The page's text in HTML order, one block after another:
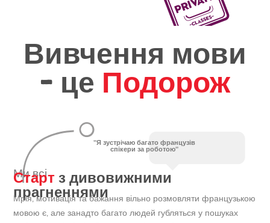
Вивчення мови
- це Подорож
"Я зустрічаю багато французів
спікери за роботою"
Ми всі
Старт з дивовижними
прагненнями
Мрія, мотивація та бажання вільно розмовляти французькою
мовою є, але занадто багато людей губляться у пошуках